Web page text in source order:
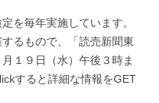
を毎年実施しています。
るもので、「読売新聞東
１９日（水）午後３時ま
すると詳細な情報をGET